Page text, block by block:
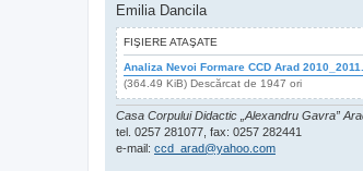
Emilia Dancila
FIŞIERE ATAŞATE
Analiza Nevoi Formare CCD Arad
(364.49 KiB) Descărcat de 1947 ori
Casa Corpului Didactic „Alexandru Gavra”
tel. 0257 281077, fax: 0257 282441
e-mail: ccd_arad@yahoo.com